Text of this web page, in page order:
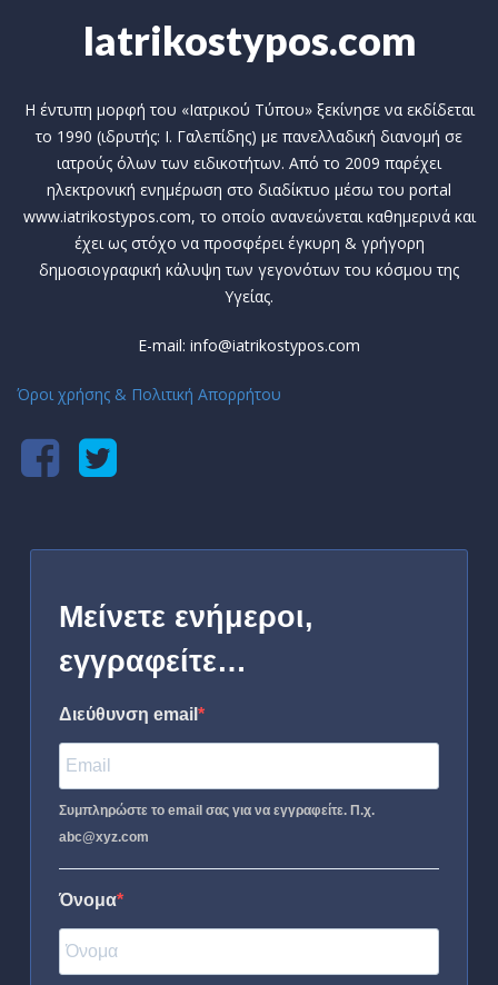
Iatrikostypos.com
Η έντυπη μορφή του «Ιατρικού Τύπου» ξεκίνησε να εκδίδεται
το 1990 (ιδρυτής: Ι. Γαλεπίδης) με πανελλαδική διανομή σε
ιατρούς όλων των ειδικοτήτων. Από το 2009 παρέχει
ηλεκτρονική ενημέρωση στο διαδίκτυο μέσω του portal
www.iatrikostypos.com, το οποίο ανανεώνεται καθημερινά και
έχει ως στόχο να προσφέρει έγκυρη & γρήγορη
δημοσιογραφική κάλυψη των γεγονότων του κόσμου της
Υγείας.
E-mail: info@iatrikostypos.com
Όροι χρήσης & Πολιτική Απορρήτου
Μείνετε ενήμεροι,
εγγραφείτε…
Διεύθυνση email
Συμπληρώστε το email σας για να εγγραφείτε. Π.χ.
abc@xyz.com
Όνομα